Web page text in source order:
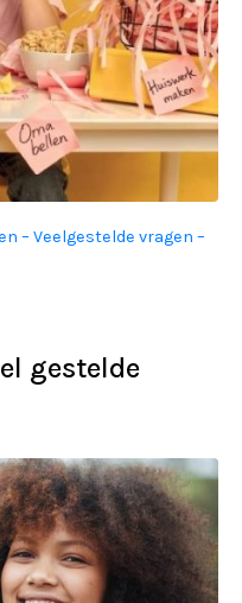
– Veelgestelde vragen –
gestelde